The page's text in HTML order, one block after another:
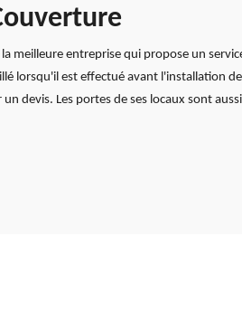
meilleure entreprise qui propose un
lorsqu'il est effectué avant l'installation
devis. Les portes de ses locaux sont